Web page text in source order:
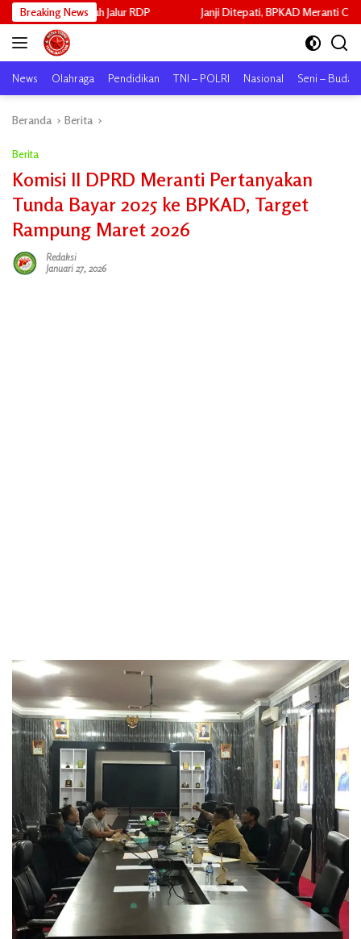
Langsung
ke
konten
Breaking News
Jalur RDP Janji Ditepati, BPKAD Meranti Cairkan ADD Mei
News Olahraga Pendidikan TNI – POLRI Nasional Seni –
Beranda Berita
Berita
Komisi II DPRD Meranti Pertanyakan
Tunda Bayar 2025 ke BPKAD, Target
Rampung Maret 2026
Redaksi
Januari 27, 2026